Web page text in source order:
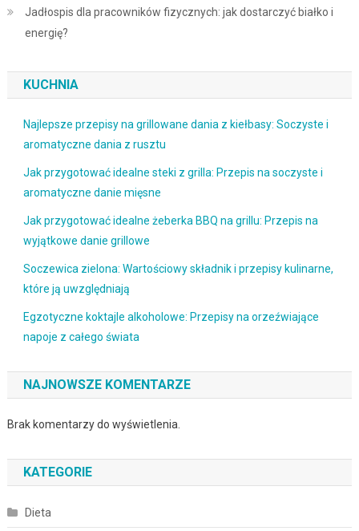
Jadłospis dla pracowników fizycznych: jak dostarczyć białko i
energię?
KUCHNIA
Najlepsze przepisy na grillowane dania z kiełbasy: Soczyste i
aromatyczne dania z rusztu
Jak przygotować idealne steki z grilla: Przepis na soczyste i
aromatyczne danie mięsne
Jak przygotować idealne żeberka BBQ na grillu: Przepis na
wyjątkowe danie grillowe
Soczewica zielona: Wartościowy składnik i przepisy kulinarne,
które ją uwzględniają
Egzotyczne koktajle alkoholowe: Przepisy na orzeźwiające
napoje z całego świata
NAJNOWSZE KOMENTARZE
Brak komentarzy do wyświetlenia.
KATEGORIE
Dieta